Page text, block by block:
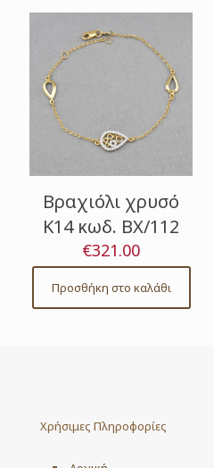
Βραχιόλι χρυσό
Κ14 κωδ. ΒΧ/112
€321.00
Προσθήκη στο καλάθι
Χρήσιμες Πληροφορίες